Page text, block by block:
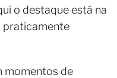
o destaque está na
praticamente
momentos de